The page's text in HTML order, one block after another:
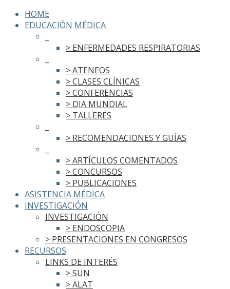
HOME
EDUCACIÓN MÉDICA
> ENFERMEDADES RESPIRATORIAS
> ATENEOS
> CLASES CLÍNICAS
> CONFERENCIAS
> DIA MUNDIAL
> TALLERES
> RECOMENDACIONES Y GUÍAS
> ARTÍCULOS COMENTADOS
> CONCURSOS
> PUBLICACIONES
ASISTENCIA MÉDICA
INVESTIGACIÓN
INVESTIGACIÓN
> ENDOSCOPIA
> PRESENTACIONES EN CONGRESOS
RECURSOS
LINKS DE INTERÉS
> SUN
> ALAT